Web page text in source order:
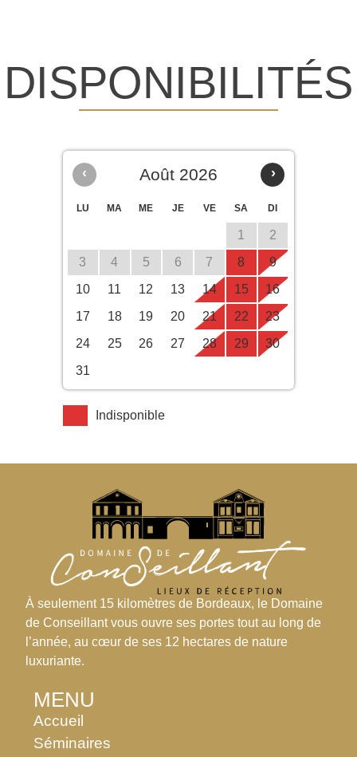
DISPONIBILITÉS
‹ ›
Août 2026
LU MA ME JE VE SA DI
1
2
3
4 5 6 7 8
9
10
11 12 13 14 15
16
17
18 19 20 21 22
23
24
25 26 27 28 29
30
31
Indisponible
À seulement 15 kilomètres de Bordeaux, le Domaine
de Conseillant vous ouvre ses portes tout au long de
l’année, au cœur de ses 12 hectares de nature
luxuriante.
MENU
Accueil
Séminaires